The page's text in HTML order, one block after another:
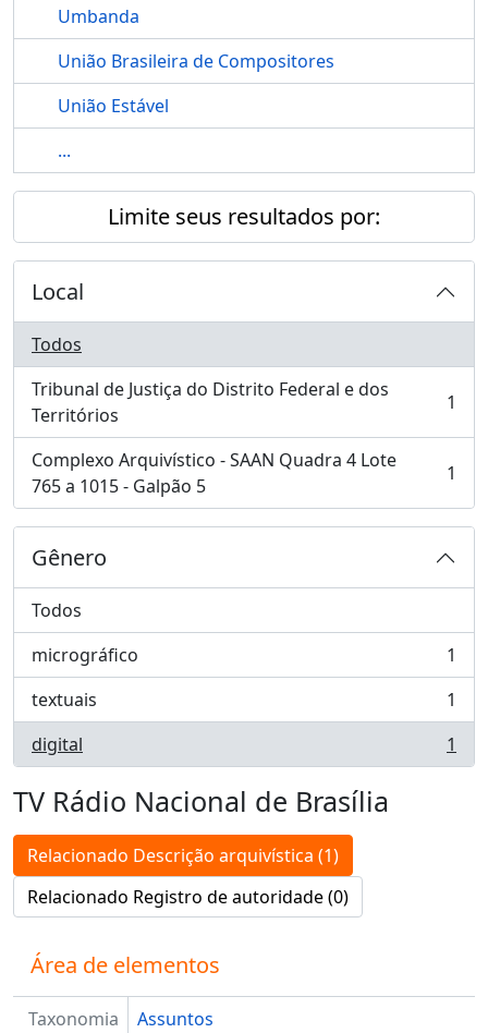
Umbanda
União Brasileira de Compositores
União Estável
...
Limite seus resultados por:
Local
Todos
Tribunal de Justiça do Distrito Federal e dos
Territórios
, 1 resultados 1
Complexo Arquivístico - SAAN Quadra 4 Lote
765 a 1015 - Galpão 5
, 1 resultados 1
Gênero
Todos
micrográfico
, 1 resultados
1
textuais
, 1 resultados
1
digital
, 1 resultados 1
TV Rádio Nacional de Brasília
Relacionado Descrição arquivística (1)
Relacionado Registro de autoridade (0)
Área de elementos
Taxonomia Assuntos